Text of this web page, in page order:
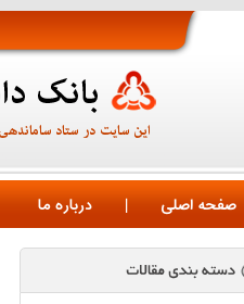
صفحه اصلی | درباره ما